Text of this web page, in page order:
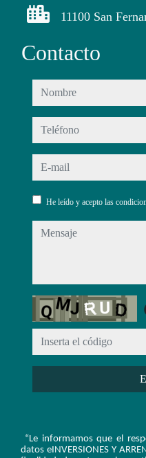
11100 San
Contacto
nombre
teléfono
e-mail
He leído y acepto las
mensaje
Captcha
“Le informamos que el
datos eINVERSIONES Y